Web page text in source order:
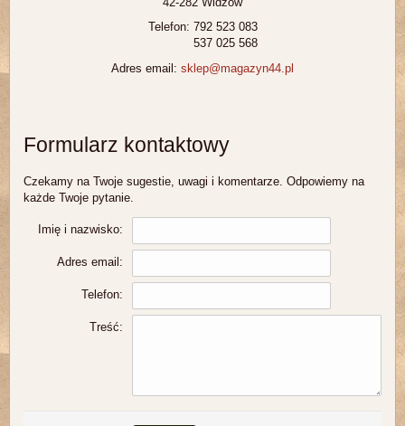
Telefon: 792 523 083
537 025 568
Adres email: sklep@magazyn44.pl
Formularz kontaktowy
Czekamy na Twoje sugestie, uwagi i komentarze. Odpowiemy na
każde Twoje pytanie.
Imię i nazwisko:
Adres email:
Telefon:
Treść: